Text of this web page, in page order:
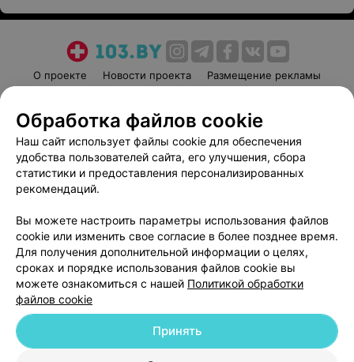
О проекте Новости проекта
Размещение рекламы
Пользовательское соглашение
Способы оплаты
Вакансии
Партнеры
Написать руководителю 103.by
Обработка персональных данных
© 2026 ООО «Артокс Лаб», УНП 191700409
| 220012, Республика Беларусь,
Обработка файлов cookie
Наш сайт использует файлы cookie для обеспечения
удобства пользователей сайта, его улучшения, сбора
статистики и предоставления персонализированных
рекомендаций.
Вы можете настроить параметры использования файлов
cookie или изменить свое согласие в более позднее время.
Для получения дополнительной информации о целях,
сроках и порядке использования файлов cookie вы
можете ознакомиться с нашей Политикой обработки
файлов cookie
Принять